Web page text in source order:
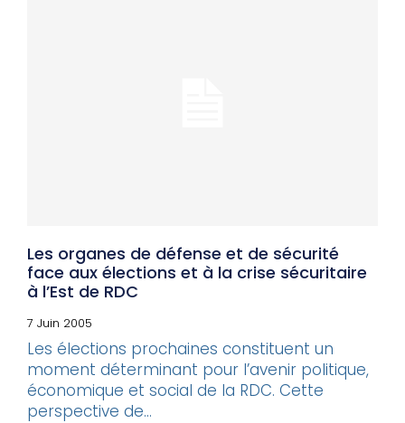
Les organes de défense et de sécurité
face aux élections et à la crise sécuritaire
à l’Est de RDC
7 Juin 2005
Les élections prochaines constituent un
moment déterminant pour l’avenir politique,
économique et social de la RDC. Cette
perspective de...